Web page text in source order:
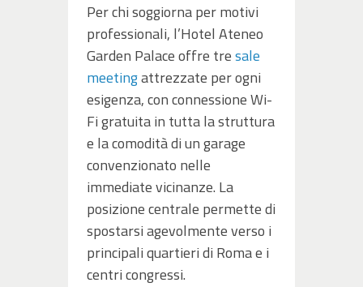
Per chi soggiorna per motivi
professionali, l’Hotel Ateneo
Garden Palace offre tresale
meetingattrezzate per ogni
esigenza, con connessione Wi-
Fi gratuita in tutta la struttura
e la comodità di un garage
convenzionato nelle
immediate vicinanze. La
posizione centrale permette di
spostarsi agevolmente verso i
principali quartieri di Roma e i
centri congressi.